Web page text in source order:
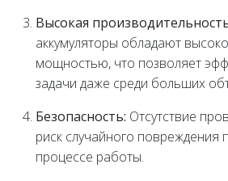
Высокая
аккумуляторы обладают
мощностью, что позволяет
задачи даже среди больших
Безопасность: Отсутствие
риск случайного повреждения
процессе работы.